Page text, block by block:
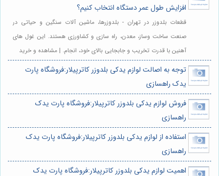
افزایش طول عمر دستگاه انتخاب کنیم؟
قطعات بلدوزر در تهران - بلدوزرها، ماشین آلات سنگین و حیاتی در
صنعت ساخت وساز، معدن، راه سازی و کشاورزی هستند. این غول های
آهنین با قدرت تخریب و جابجایی بالای خود، انجام. | مشاهده و خرید
توجه به اصالت لوازم یدکی بلدوزر کاترپیلار:فروشگاه پارت
یدک راهسازی
فروش لوازم یدکی بلدوزر کاترپیلار:فروشگاه پارت یدک
راهسازی
استفاده از لوازم یدکی بلدوزر کاترپیلار:فروشگاه پارت یدک
راهسازی
اهمیت لوازم یدکی بلدوزر کاترپیلار:فروشگاه پارت یدک